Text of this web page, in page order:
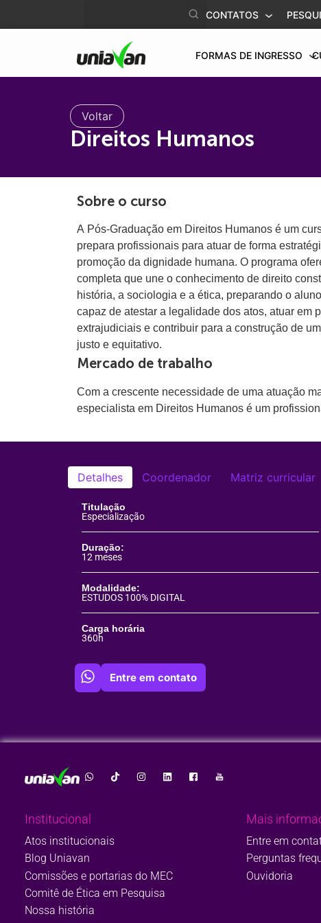
CONTATOS
FORMAS DE INGRESSO
Voltar
Direitos Humanos
Sobre o curso
A Pós-Graduação em Direitos Humanos é um
prepara profissionais para atuar de forma
promoção da dignidade humana. O programa
completa que une o conhecimento de direito
história, a sociologia e a ética, preparando o
capaz de atestar a legalidade dos atos, atuar em
extrajudiciais e contribuir para a construção de
justo e equitativo.
Mercado de trabalho
Com a crescente necessidade de uma atuação
especialista em Direitos Humanos é um
Detalhes Coordenador Matriz curricular
Titulação
Especialização
Duração:
12 meses
Modalidade:
ESTUDOS 100% DIGITAL
Carga horária
360h
Entre em contato
Institucional
Atos institucionais
Blog Uniavan
Comissões e portarias do MEC
Comitê de Ética em Pesquisa
Nossa história
Mais
Entre em
Perguntas
Ouvidoria